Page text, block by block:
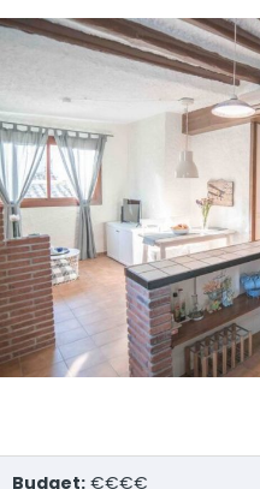
Budget: €€€€